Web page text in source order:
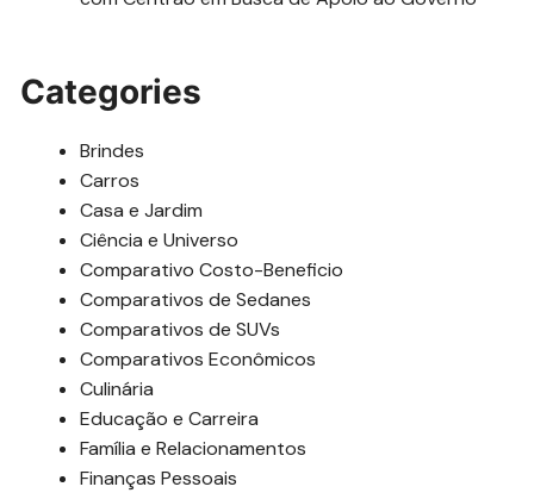
Categories
Brindes
Carros
Casa e Jardim
Ciência e Universo
Comparativo Costo-Beneficio
Comparativos de Sedanes
Comparativos de SUVs
Comparativos Econômicos
Culinária
Educação e Carreira
Família e Relacionamentos
Finanças Pessoais